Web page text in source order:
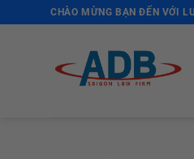
CHÀO MỪNG BẠN ĐẾN VỚI